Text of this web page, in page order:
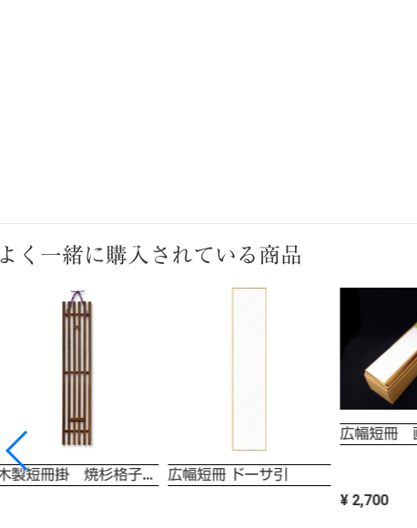
よく一緒に購入されている商品
木製短冊掛 焼杉格子 並.広兼用 広幅短冊 ドーサ引
¥ 2,700